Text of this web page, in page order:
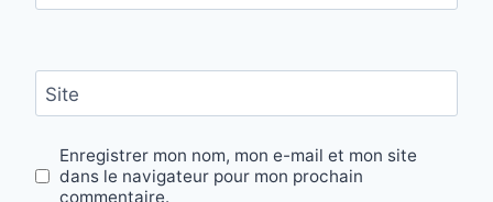
Site
Enregistrer mon nom, mon e-mail et mon site
dans le navigateur pour mon prochain
commentaire.